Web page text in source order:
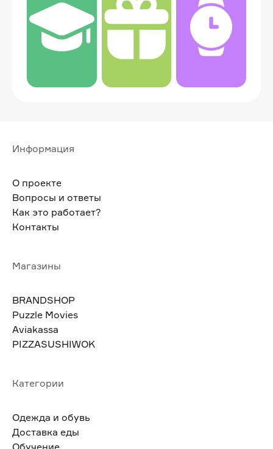
Информация
О проекте
Вопросы и ответы
Как это работает?
Контакты
Магазины
BRANDSHOP
Puzzle Movies
Aviakassa
PIZZASUSHIWOK
Категории
Одежда и обувь
Доставка еды
Обучение